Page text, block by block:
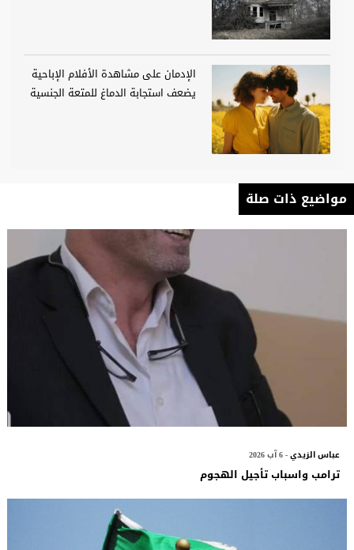
الإدمان على مشاهدة الأفلام الإباحية
يضعف استجابة الدماغ للمتعة الجنسية
مواضيع ذات صلة
عباس الزيدي- 6 آب 2026
ترامب واسباب تأجيل الهجوم